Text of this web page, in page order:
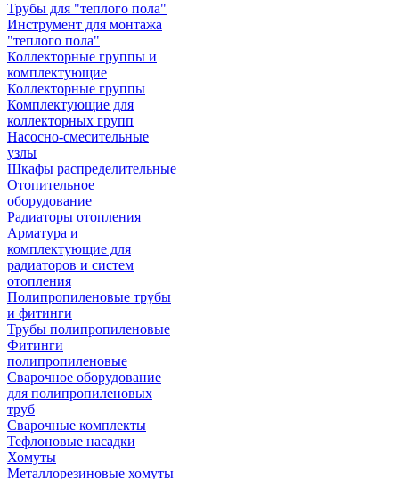
Трубы для "теплого пола"
Инструмент для монтажа
"теплого пола"
Коллекторные группы и
комплектующие
Коллекторные группы
Комплектующие для
коллекторных групп
Насосно-смесительные
узлы
Шкафы распределительные
Отопительное
оборудование
Радиаторы отопления
Арматура и
комплектующие для
радиаторов и систем
отопления
Полипропиленовые трубы
и фитинги
Трубы полипропиленовые
Фитинги
полипропиленовые
Сварочное оборудование
для полипропиленовых
труб
Сварочные комплекты
Тефлоновые насадки
Хомуты
Металлорезиновые хомуты